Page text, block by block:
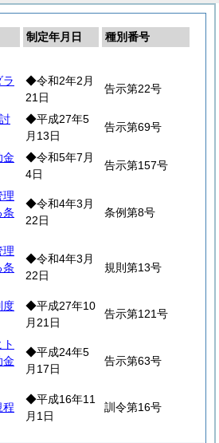
制定年月日
種別番号
◆令和2年2月
21日
告示第22号
◆平成27年5
月13日
告示第69号
金
◆令和5年7月
4日
告示第157号
理
条
◆令和4年3月
22日
条例第8号
理
条
◆令和4年3月
22日
規則第13号
度
◆平成27年10
月21日
告示第121号
金
◆平成24年5
月17日
告示第63号
程
◆平成16年11
月1日
訓令第16号